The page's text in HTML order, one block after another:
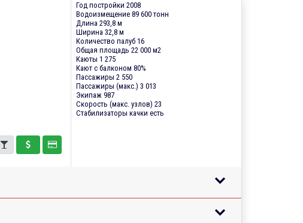
Год постройки 2008
Водоизмещение 89 600 тонн
Длина 293,8 м
Ширина 32,8 м
Количество палуб 16
Общая площадь 22 000 м2
Каюты 1 275
Кают с балконом 80%
Пассажиры 2 550
Пассажиры (макс.) 3 013
Экипаж 987
Скорость (макс. узлов) 23
Стабилизаторы качки есть